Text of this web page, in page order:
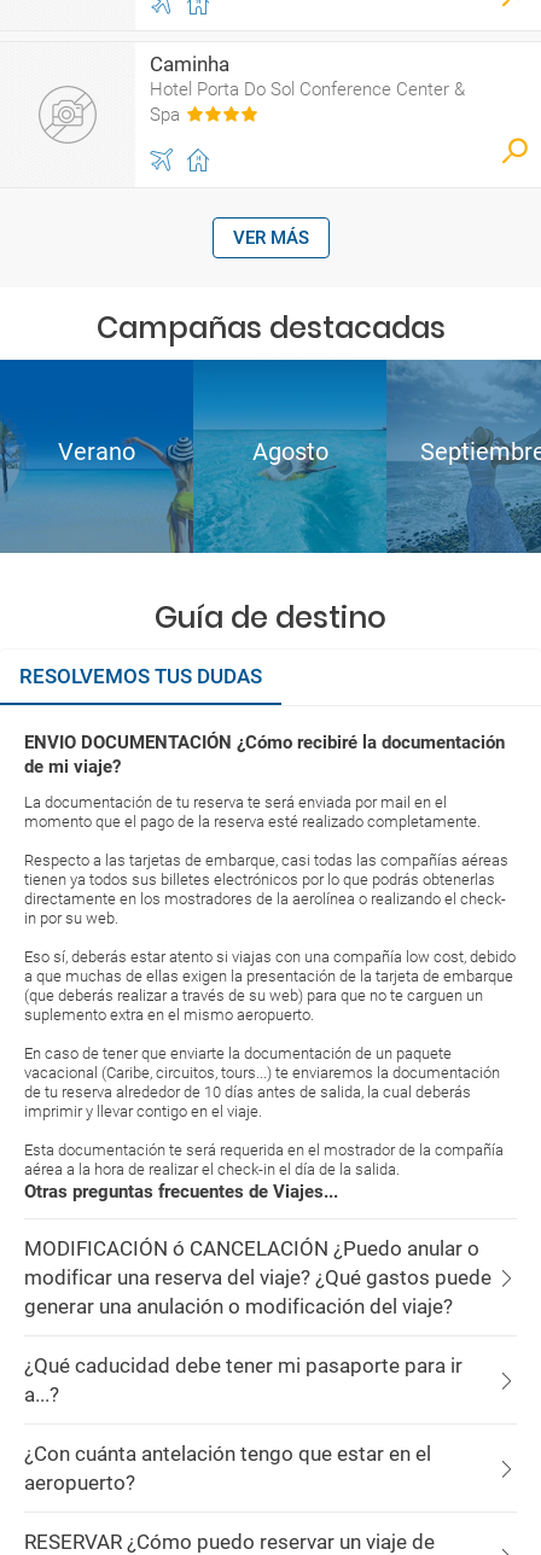
Caminha
Hotel Porta Do Sol Conference Center &
Spa
VER MÁS
Campañas destacadas
Verano Agosto
Guía de destino
RESOLVEMOS TUS DUDAS
ENVIO DOCUMENTACIÓN ¿Cómo recibiré la documentación
de mi viaje?
La documentación de tu reserva te será enviada por mail en el
momento que el pago de la reserva esté realizado completamente.
Respecto a las tarjetas de embarque, casi todas las compañías aéreas
tienen ya todos sus billetes electrónicos por lo que podrás obtenerlas
directamente en los mostradores de la aerolínea o realizando el check-
in por su web.
Eso sí, deberás estar atento si viajas con una compañía low cost, debido
a que muchas de ellas exigen la presentación de la tarjeta de embarque
(que deberás realizar a través de su web) para que no te carguen un
suplemento extra en el mismo aeropuerto.
En caso de tener que enviarte la documentación de un paquete
vacacional (Caribe, circuitos, tours...) te enviaremos la documentación
de tu reserva alrededor de 10 días antes de salida, la cual deberás
imprimir y llevar contigo en el viaje.
Esta documentación te será requerida en el mostrador de la compañía
aérea a la hora de realizar el check-in el día de la salida.
Otras preguntas frecuentes de Viajes...
MODIFICACIÓN ó CANCELACIÓN ¿Puedo anular o
modificar una reserva del viaje? ¿Qué gastos puede
generar una anulación o modificación del viaje?
¿Qué caducidad debe tener mi pasaporte para ir
a...?
¿Con cuánta antelación tengo que estar en el
aeropuerto?
RESERVAR ¿Cómo puedo reservar un viaje de